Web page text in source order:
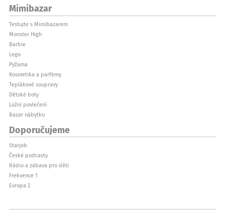
Mimibazar
Testujte s Mimibazarem
Monster High
Barbie
Lego
Pyžama
Kosmetika a parfémy
Teplákové soupravy
Dětské boty
Ložní povlečení
Bazar nábytku
Doporučujeme
Starjob
České podcasty
Rádio a zábava pro děti
Frekvence 1
Evropa 2